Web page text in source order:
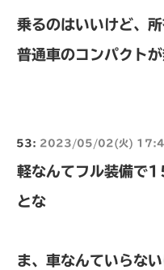
乗るのはいいけど、
普通車のコンパクト
53: 2023/05/02(火)
軽なんてフル装備で
とな
ま、車なんていらな